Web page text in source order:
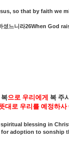
so that by faith we
셨느니라26When God
으로 우리에게 복 주
대로 우리를 예정하사
blessing in
adoption to sonship